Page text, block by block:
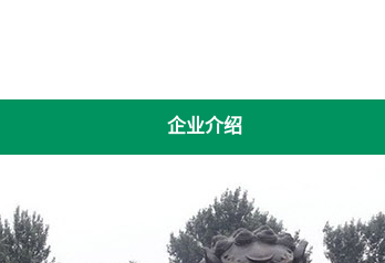
企业介绍